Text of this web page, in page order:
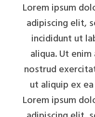
Lorem ipsum
adipiscing elit,
incididunt ut
aliqua. Ut
nostrud
ut aliquip ex
Lorem ipsum